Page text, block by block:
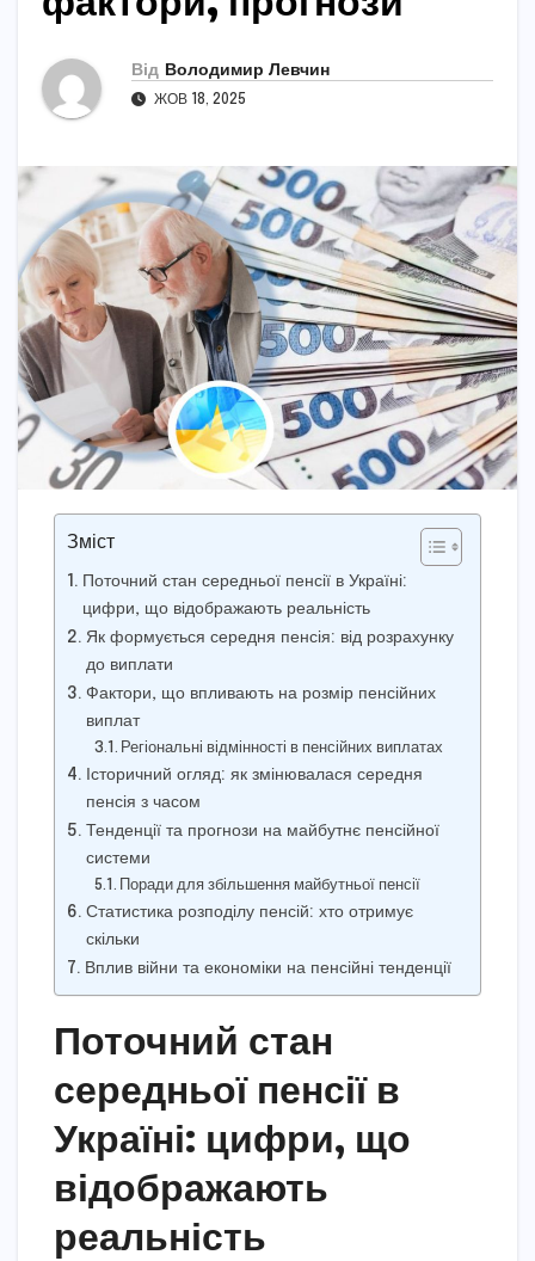
Від Володимир Левчин
ЖОВ 18, 2025
Зміст
Поточний стан середньої пенсії в Україні:
цифри, що відображають реальність
Як формується середня пенсія: від розрахунку
до виплати
Фактори, що впливають на розмір пенсійних
виплат
Регіональні відмінності в пенсійних виплатах
Історичний огляд: як змінювалася середня
пенсія з часом
Тенденції та прогнози на майбутнє пенсійної
системи
Поради для збільшення майбутньої пенсії
Статистика розподілу пенсій: хто отримує
скільки
Вплив війни та економіки на пенсійні тенденції
Поточний стан
середньої пенсії в
Україні: цифри, що
відображають
реальність